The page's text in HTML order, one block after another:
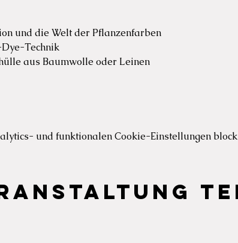
und die Welt der Pflanzenfarben
Technik
aus Baumwolle oder Leinen
und funktionalen Cookie-Einstellungen